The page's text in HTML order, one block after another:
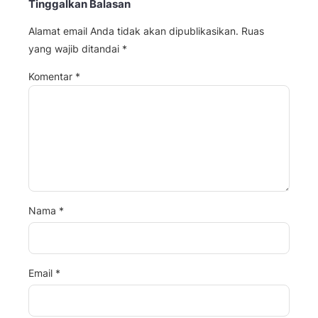
Tinggalkan Balasan
Alamat email Anda tidak akan dipublikasikan. Ruas
yang wajib ditandai *
Komentar *
Nama *
Email *